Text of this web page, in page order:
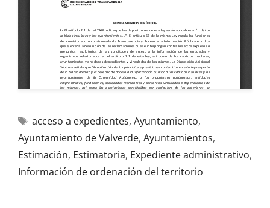
acceso a expedientes, Ayuntamiento,
Ayuntamiento de Valverde, Ayuntamientos,
Estimación, Estimatoria, Expediente administrativo,
Información de ordenación del territorio